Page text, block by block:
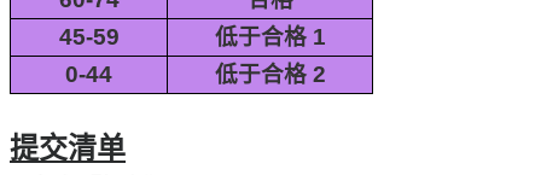
45-59
低于合格 1
0-44
低于合格 2
提交清单